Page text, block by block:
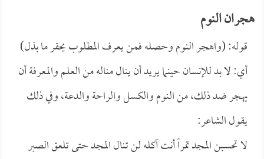
هجران النوم
قوله: (واهجر النوم وحصله فمن يعرف المطلوب يحقر ما بذل)
أي: لا بد للإنسان حينما يريد أن ينال مناله من العلم والمعرفة أن
يهجر ضد ذلك، من النوم والكسل والراحة والدعة، وفي ذلك
يقول الشاعر:
لا تحسبن المجد تمراً أنت آكله لن تنال المجد حتى تلعق الصبر